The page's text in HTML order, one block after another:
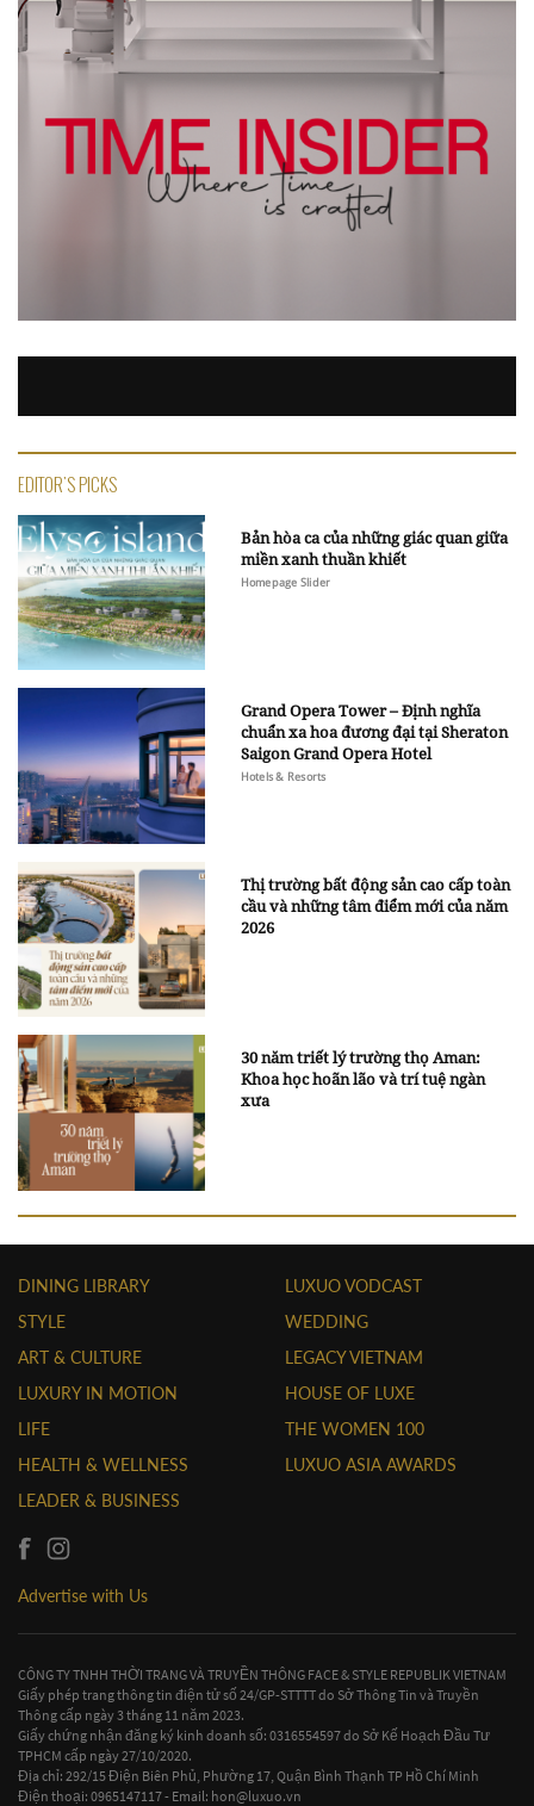
EDITOR'S PICKS
Bản hòa ca của những giác quan giữa
miền xanh thuần khiết
Homepage Slider
Grand Opera Tower – Định nghĩa
chuẩn xa hoa đương đại tại Sheraton
Saigon Grand Opera Hotel
Hotels & Resorts
Thị trường bất động sản cao cấp toàn
cầu và những tâm điểm mới của năm
2026
30 năm triết lý trường thọ Aman:
Khoa học hoãn lão và trí tuệ ngàn
xưa
DINING LIBRARY
STYLE
ART & CULTURE
LUXURY IN MOTION
LIFE
HEALTH & WELLNESS
LEADER & BUSINESS
LUXUO VODCAST
WEDDING
LEGACY VIETNAM
HOUSE OF LUXE
THE WOMEN 100
LUXUO ASIA AWARDS
Advertise with Us
CÔNG TY TNHH THỜI TRANG VÀ TRUYỀN THÔNG FACE & STYLE REPUBLIK VIETNAM
Giấy phép trang thông tin điện tử số 24/GP-STTTT do Sở Thông Tin và Truyền
Thông cấp ngày 3 tháng 11 năm 2023.
Giấy chứng nhận đăng ký kinh doanh số: 0316554597 do Sở Kế Hoạch Đầu Tư
TPHCM cấp ngày 27/10/2020.
Địa chỉ: 292/15 Điện Biên Phủ, Phường 17, Quận Bình Thạnh TP Hồ Chí Minh
Điện thoại: 0965147117 - Email: hon@luxuo.vn